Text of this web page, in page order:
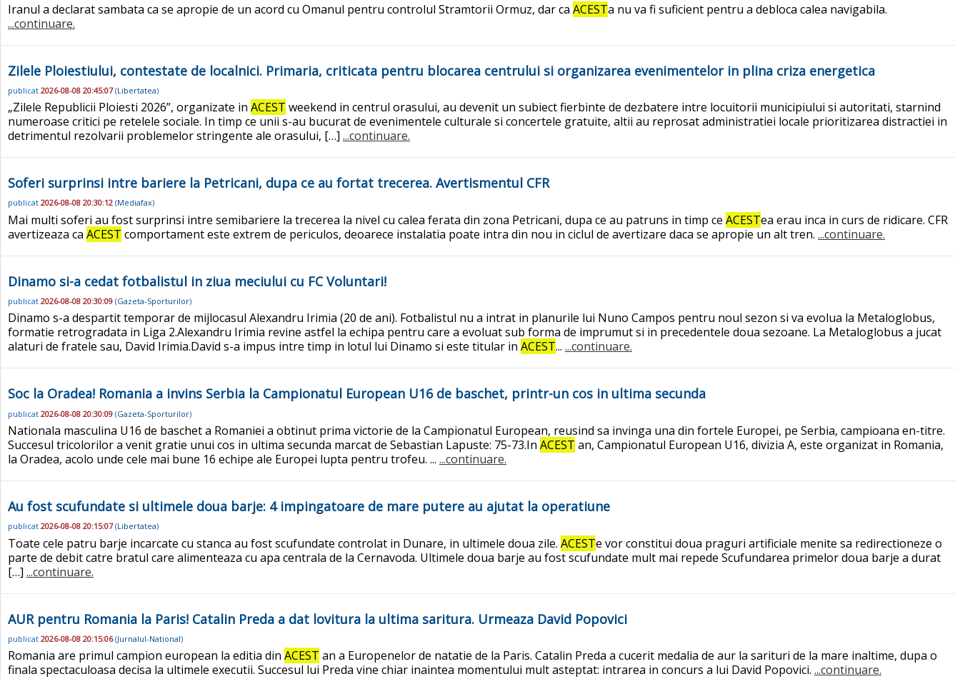
Iranul a declarat sambata ca se apropie de un acord cu Omanul pentru controlul Stramtorii Ormuz, dar ca ACESTa nu va fi suficient pentru a debloca calea navigabila.
...continuare.
Zilele Ploiestiului, contestate de localnici. Primaria, criticata pentru blocarea centrului si organizarea evenimentelor in plina criza energetica
publicat 2026-08-08 20:45:07(Libertatea)
„Zilele Republicii Ploiesti 2026”, organizate in ACEST weekend in centrul orasului, au devenit un subiect fierbinte de dezbatere intre locuitorii municipiului si autoritati, starnind
numeroase critici pe retelele sociale. In timp ce unii s-au bucurat de evenimentele culturale si concertele gratuite, altii au reprosat administratiei locale prioritizarea distractiei in
detrimentul rezolvarii problemelor stringente ale orasului, […] ...continuare.
Soferi surprinsi intre bariere la Petricani, dupa ce au fortat trecerea. Avertismentul CFR
publicat 2026-08-08 20:30:12 (Mediafax)
Mai multi soferi au fost surprinsi intre semibariere la trecerea la nivel cu calea ferata din zona Petricani, dupa ce au patruns in timp ce ACESTea erau inca in curs de ridicare. CFR
avertizeaza ca ACEST comportament este extrem de periculos, deoarece instalatia poate intra din nou in ciclul de avertizare daca se apropie un alt tren. ...continuare.
Dinamo si-a cedat fotbalistul in ziua meciului cu FC Voluntari!
publicat 2026-08-08 20:30:09 (Gazeta-Sporturilor)
Dinamo s-a despartit temporar de mijlocasul Alexandru Irimia (20 de ani). Fotbalistul nu a intrat in planurile lui Nuno Campos pentru noul sezon si va evolua la Metaloglobus,
formatie retrogradata in Liga 2.Alexandru Irimia revine astfel la echipa pentru care a evoluat sub forma de imprumut si in precedentele doua sezoane. La Metaloglobus a jucat
alaturi de fratele sau, David Irimia.David s-a impus intre timp in lotul lui Dinamo si este titular in ACEST... ...continuare.
Soc la Oradea! Romania a invins Serbia la Campionatul European U16 de baschet, printr-un cos in ultima secunda
publicat 2026-08-08 20:30:09 (Gazeta-Sporturilor)
Nationala masculina U16 de baschet a Romaniei a obtinut prima victorie de la Campionatul European, reusind sa invinga una din fortele Europei, pe Serbia, campioana en-titre.
Succesul tricolorilor a venit gratie unui cos in ultima secunda marcat de Sebastian Lapuste: 75-73.In ACEST an, Campionatul European U16, divizia A, este organizat in Romania,
la Oradea, acolo unde cele mai bune 16 echipe ale Europei lupta pentru trofeu. ... ...continuare.
Au fost scufundate si ultimele doua barje: 4 impingatoare de mare putere au ajutat la operatiune
publicat 2026-08-08 20:15:07(Libertatea)
Toate cele patru barje incarcate cu stanca au fost scufundate controlat in Dunare, in ultimele doua zile. ACESTe vor constitui doua praguri artificiale menite sa redirectioneze o
parte de debit catre bratul care alimenteaza cu apa centrala de la Cernavoda. Ultimele doua barje au fost scufundate mult mai repede Scufundarea primelor doua barje a durat
[…] ...continuare.
AUR pentru Romania la Paris! Catalin Preda a dat lovitura la ultima saritura. Urmeaza David Popovici
publicat 2026-08-08 20:15:06(Jurnalul-National)
Romania are primul campion european la editia din ACEST an a Europenelor de natatie de la Paris. Catalin Preda a cucerit medalia de aur la sarituri de la mare inaltime, dupa o
finala spectaculoasa decisa la ultimele executii. Succesul lui Preda vine chiar inaintea momentului mult asteptat: intrarea in concurs a lui David Popovici. ...continuare.